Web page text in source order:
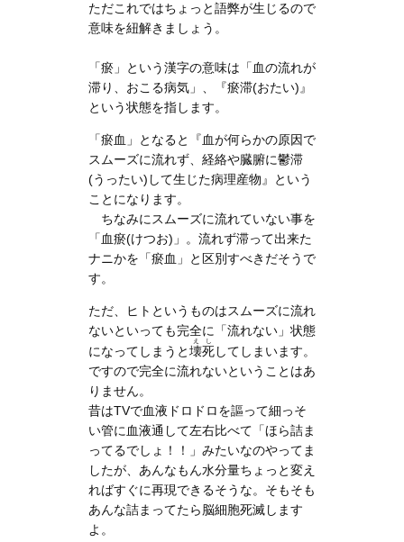
ただこれではちょっと語弊が生じるので
意味を紐解きましょう。
「瘀」という漢字の意味は「血の流れが
滞り、おこる病気」、『瘀滞(おたい)』
という状態を指します。
「瘀血」となると『血が何らかの原因で
スムーズに流れず、経絡や臓腑に鬱滞
(うったい)して生じた病理産物』という
ことになります。
ちなみにスムーズに流れていない事を
「血瘀(けつお)」。流れず滞って出来た
ナニかを「瘀血」と区別すべきだそうで
す。
ただ、ヒトというものはスムーズに流れ
ないといっても完全に「流れない」状態
になってしまうと壊死
えし
してしまいます。
ですので完全に流れないということはあ
りません。
昔はTVで血液ドロドロを謳って細っそ
い管に血液通して左右比べて「ほら詰ま
ってるでしょ！！」みたいなのやってま
したが、あんなもん水分量ちょっと変え
ればすぐに再現できるそうな。そもそも
あんな詰まってたら脳細胞死滅します
よ。